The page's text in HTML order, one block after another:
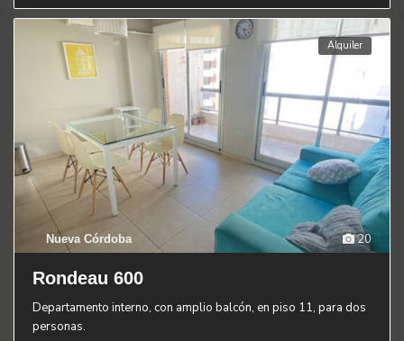
20
Nueva Córdoba
Alquiler
Rondeau 600
Departamento interno, con amplio balcón, en piso 11, para dos
personas.